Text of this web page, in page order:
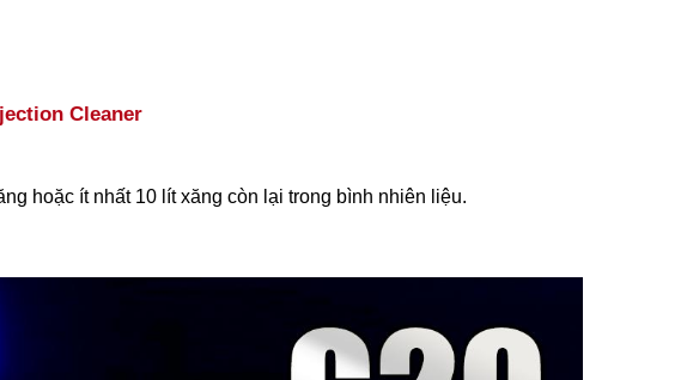
Cleaner
hoặc ít nhất 10 lít xăng còn lại trong bình nhiên liệu.